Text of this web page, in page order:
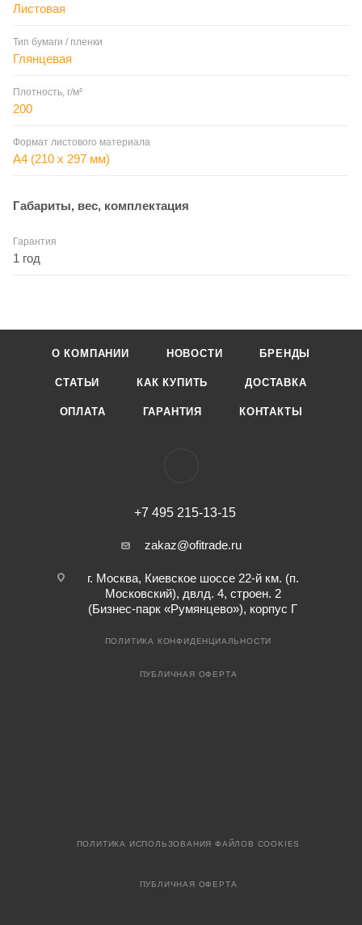
Листовая
Тип бумаги / пленки
Глянцевая
Плотность, г/м²
200
Формат листового материала
A4 (210 x 297 мм)
Габариты, вес, комплектация
Гарантия
1 год
О КОМПАНИИ НОВОСТИ БРЕНДЫ
СТАТЬИ КАК КУПИТЬ ДОСТАВКА
ОПЛАТА ГАРАНТИЯ КОНТАКТЫ
+7 495 215-13-15
zakaz@ofitrade.ru
г. Москва, Киевское шоссе 22-й км. (п.
Московский), двлд. 4, строен. 2
(Бизнес-парк «Румянцево»), корпус Г
ПОЛИТИКА КОНФИДЕНЦИАЛЬНОСТИ
ПУБЛИЧНАЯ ОФЕРТА
ПОЛИТИКА ИСПОЛЬЗОВАНИЯ ФАЙЛОВ COOKIES
ПУБЛИЧНАЯ ОФЕРТА